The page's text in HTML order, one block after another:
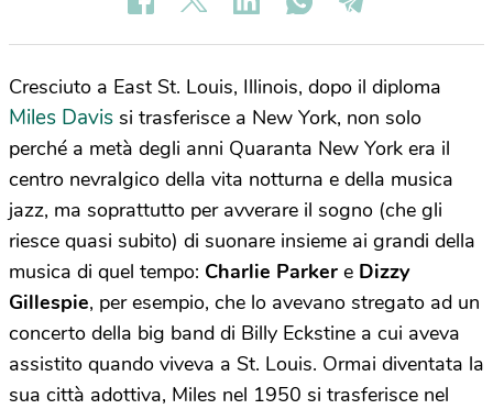
Cresciuto a East St. Louis, Illinois, dopo il diploma
Miles Davis si trasferisce a New York, non solo
perché a metà degli anni Quaranta New York era il
centro nevralgico della vita notturna e della musica
jazz, ma soprattutto per avverare il sogno (che gli
riesce quasi subito) di suonare insieme ai grandi della
musica di quel tempo: Charlie Parker e Dizzy
Gillespie, per esempio, che lo avevano stregato ad un
concerto della big band di Billy Eckstine a cui aveva
assistito quando viveva a St. Louis. Ormai diventata la
sua città adottiva, Miles nel 1950 si trasferisce nel